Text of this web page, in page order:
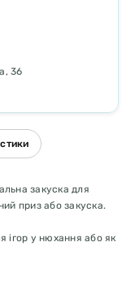
36
закуска для
приз або закуска.
ігор у нюхання або як